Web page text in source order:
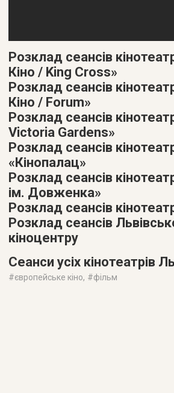
Розклад сеансів
Кіно / King Cross»
Розклад сеансів
Кіно / Forum»
Розклад сеансів
Victoria Gardens»
Розклад сеансів
«Кінопалац»
Розклад сеансів
ім. Довженка»
Розклад сеансів
Розклад сеансів
кіноцентру
Сеанси усіх кінотеатрів
#європейське кіно, #фільм